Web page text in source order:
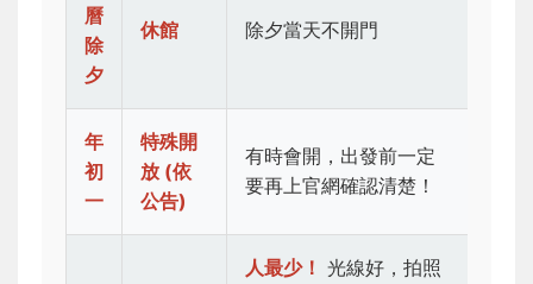
曆
除
夕
休館 除夕當天不開門
年
初
一
特殊開
放 (依
公告)
有時會開，出發前一定
要再上官網確認清楚！
人最少！ 光線好，拍照